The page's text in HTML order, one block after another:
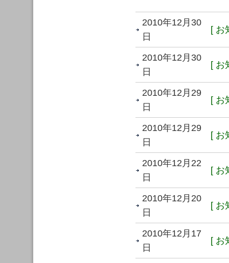
2010年12月30
日
[ お
2010年12月30
日
[ お
2010年12月29
日
[ お
2010年12月29
日
[ お
2010年12月22
日
[ お
2010年12月20
日
[ お
2010年12月17
日
[ お